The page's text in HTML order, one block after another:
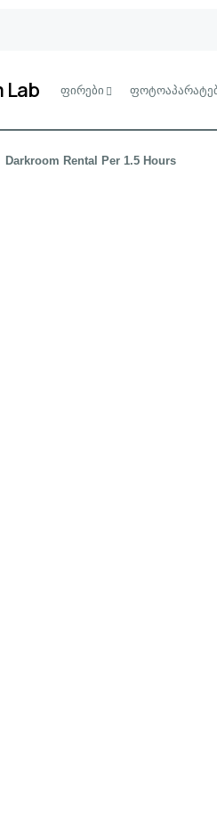
ფირები
Darkroom Rental Per 1.5 Hours